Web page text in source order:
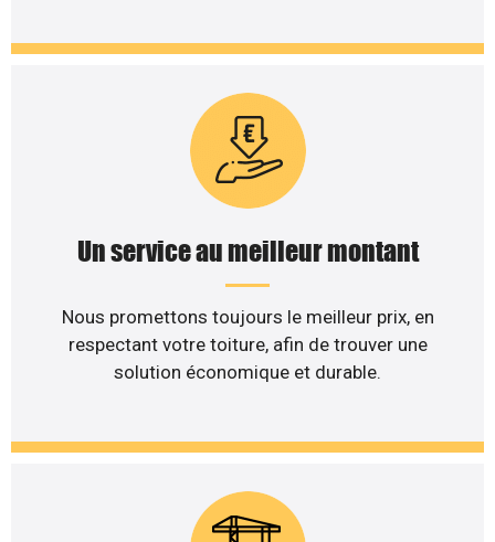
Un service au meilleur montant
Nous promettons toujours le meilleur prix, en
respectant votre toiture, afin de trouver une
solution économique et durable.